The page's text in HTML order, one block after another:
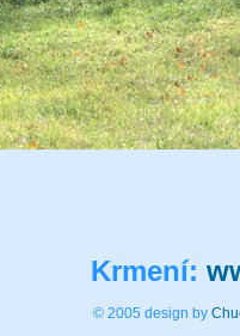
Krmení:
© 2005 design by